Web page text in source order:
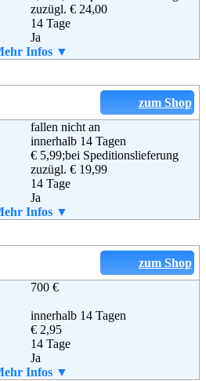
50676 Köln
+49 (0) 1805 - 17 25 17
+49 (0) 1805 - 17 35 17
service@galeria-kaufhof.de
Blog,AGB
zuzügl. € 24,00
14 Tage
Ja
im Paket enthalten
Baur Versand (GmbH & Co KG)
Bahnhofstraße 10
96222 Burgkunstadt
+49 (0)180-530 50 50
+49 (0)9572-91 22 55
service@baur.de
Blog,AGB
Infos ▼
zum Shop
fallen nicht an
innerhalb 14 Tagen
€ 5,99;bei Speditionslieferung
zuzügl. € 19,99
14 Tage
Ja
im Paket enthalten
Haldesdorfer Straße 61
22179 Hamburg
+49 (0) 40 – 64 62 – 0
+49 (0) 40 – 64 62 –37 00
service@bonprix.net
Infos ▼
zum Shop
700 €
innerhalb 14 Tagen
€ 2,95
14 Tage
Ja
im Paket enthalten
Infos ▼